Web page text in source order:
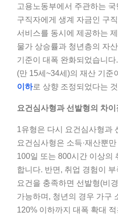
고용노동부에서 주관하는
구직자에게 생계 자금인 구
서비스를 동시에 제공하는
물가 상승률과 청년층의 자
기준이 대폭 완화되었습니
(만 15세~34세)의 재산 기준
이하로 상향 조정되었다는
요건심사형과 선발형의 차이
1유형은 다시 요건심사형과
요건심사형은 소득·재산뿐
100일 또는 800시간 이상의
합니다. 반면, 취업 경험이
요건을 충족하면 선발형(비
가능하며, 청년의 경우 가구
120% 이하까지 대폭 확대